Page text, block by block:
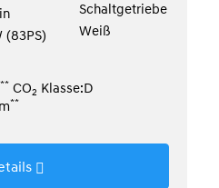
(83PS)
Schaltgetriebe
Weiß
** CO2 Klasse:D
**